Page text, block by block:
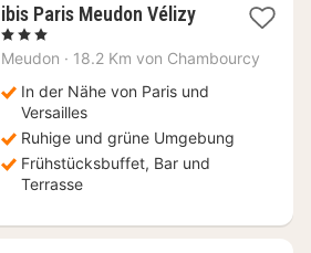
ibis Paris Meudon Vélizy1
ab
€
, 3 Sterne
Meudon · 18.2 Km von Chambourcy
In der Nähe von Paris und
Versailles
Ruhige und grüne Umgebung
Frühstücksbuffet, Bar und
Terrasse